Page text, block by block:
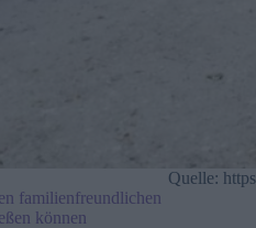
Quelle:
familienfreundlichen
können